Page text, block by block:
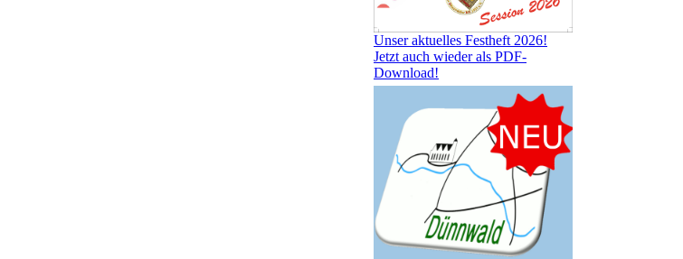
Unser aktuelles Festheft 2026!
Jetzt auch wieder als PDF-
Download!